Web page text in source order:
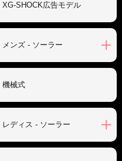
XG-SHOCK広告モデル
メンズ - ソーラー
機械式
レディス - ソーラー